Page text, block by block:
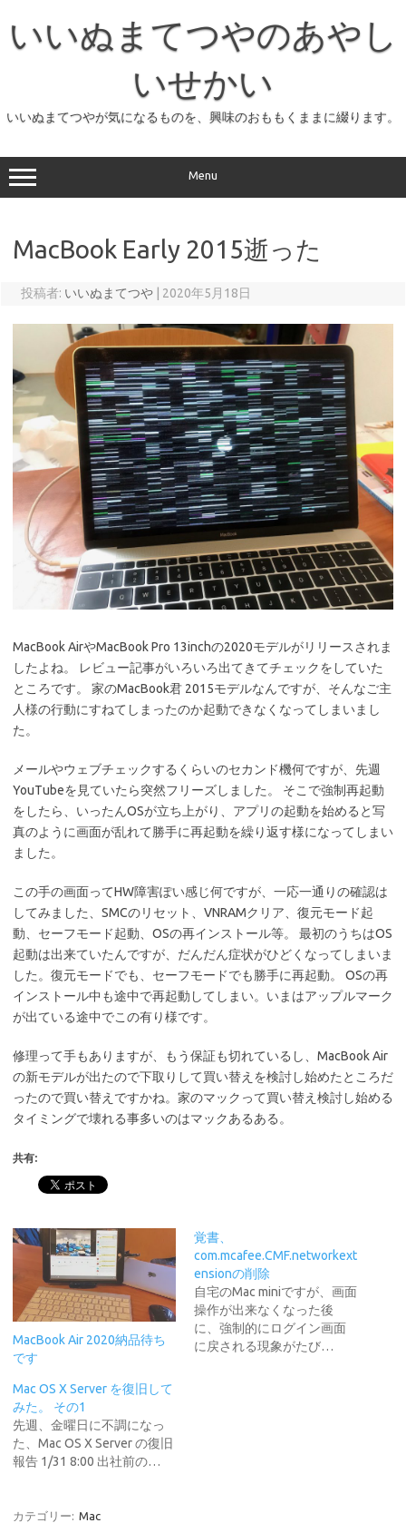
プ
いいぬまてつやのあやし
いせかい
いいぬまてつやが気になるものを、興味のおももくままに綴ります。
Menu
MacBook Early 2015逝った
投稿者: いいぬまてつや 2020年5月18日
MacBook AirやMacBook Pro 13inchの2020モデルがリリースされま
したよね。 レビュー記事がいろいろ出てきてチェックをしていた
ところです。 家のMacBook君 2015モデルなんですが、そんなご主
人様の行動にすねてしまったのか起動できなくなってしまいまし
た。
メールやウェブチェックするくらいのセカンド機何ですが、先週
YouTubeを見ていたら突然フリーズしました。 そこで強制再起動
をしたら、いったんOSが立ち上がり、アプリの起動を始めると写
真のように画面が乱れて勝手に再起動を繰り返す様になってしまい
ました。
この手の画面ってHW障害ぽい感じ何ですが、一応一通りの確認は
してみました、SMCのリセット、VNRAMクリア、復元モード起
動、セーフモード起動、OSの再インストール等。 最初のうちはOS
起動は出来ていたんですが、だんだん症状がひどくなってしまいま
した。復元モードでも、セーフモードでも勝手に再起動。 OSの再
インストール中も途中で再起動してしまい。いまはアップルマーク
が出ている途中でこの有り様です。
修理って手もありますが、もう保証も切れているし、MacBook Air
の新モデルが出たので下取りして買い替えを検討し始めたところだ
ったので買い替えですかね。家のマックって買い替え検討し始める
タイミングで壊れる事多いのはマックあるある。
共有:
MacBook Air 2020納品待ち
です
覚書、
com.mcafee.CMF.networkext
ensionの削除
自宅のMac miniですが、画面
操作が出来なくなった後
に、強制的にログイン画面
に戻される現象がたび…
Mac OS X Server を復旧して
みた。 その1
先週、金曜日に不調になっ
た、Mac OS X Server の復旧
報告 1/31 8:00 出社前の…
カテゴリー: Mac